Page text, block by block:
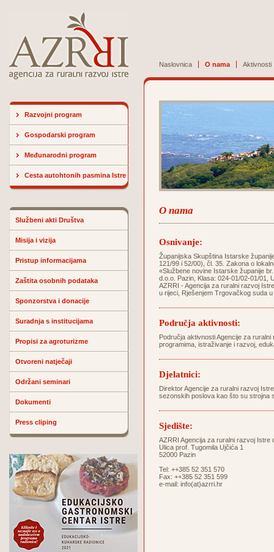
Naslovnica O nama Aktivnosti
Razvojni program
Gospodarski program
Međunarodni program
Cesta autohtonih pasmina Istre
Službeni akti Društva
Misija i vizija
Pristup informacijama
Zaštita osobnih podataka
Sponzorstva i donacije
Suradnja s institucijama
Propisi za agroturizme
Otvoreni natječaji
Održani seminari
Dokumenti
Press cliping
O nama
Osnivanje:
Županijska Skupština Istarske
121/99 i 52/00), čl. 35. Zakona o
«Službene novine Istarske županije
d.o.o. Pazin, Klasa: 024-01/02-01/01,
AZRRI - Agencija za ruralni razvoj
u rijeci, Rješenjem Trgovačkog suda
Područja aktivnosti:
Područja aktivnosti Agencije za
programima, istraživanje i razvoj,
Djelatnici:
Direktor Agencije za ruralni razvoj
sezonskih poslova kao što su strojna
Sjedište:
AZRRI Agencija za ruralni razvoj Istre
Ulica prof. Tugomila Ujčića 1
52000 Pazin
Tel: ++385 52 351 570
Fax: ++385 52 351 599
e-mail: info(at)azrri.hr